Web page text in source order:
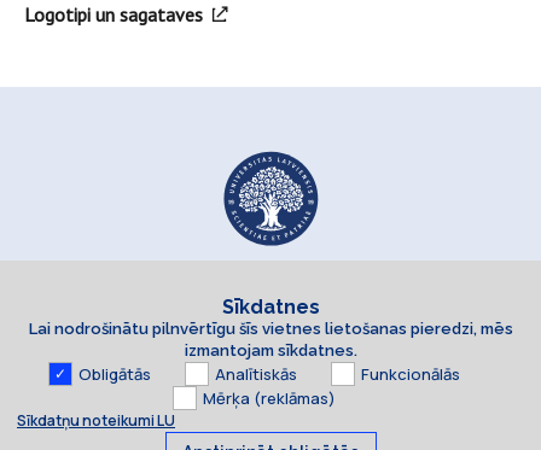
Logotipi un sagataves
Sīkdatnes
Lai nodrošinātu pilnvērtīgu šīs vietnes lietošanas pieredzi, mēs
izmantojam sīkdatnes.
Obligātās Analītiskās
Funkcionālās
Mērķa (reklāmas)
Sīkdatņu noteikumi LU